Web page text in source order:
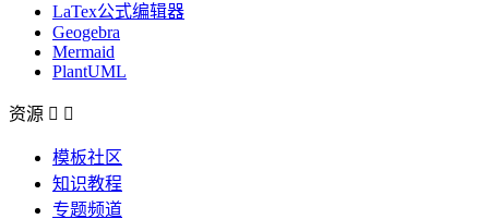
LaTex公式编辑器
Geogebra
Mermaid
PlantUML
资源  
模板社区
知识教程
专题频道